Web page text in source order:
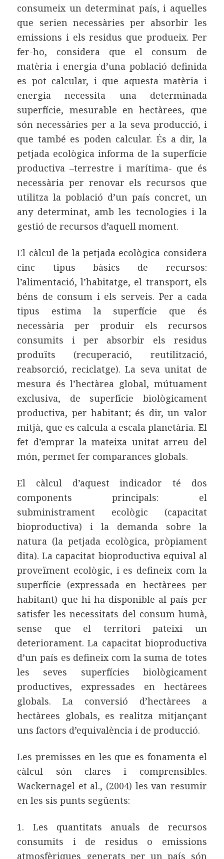
consumeix un determinat país, i aquelles
que serien necessàries per absorbir les
emissions i els residus que produeix. Per
fer-ho, considera que el consum de
matèria i energia d’una població definida
es pot calcular, i que aquesta matèria i
energia necessita una determinada
superfície, mesurable en hectàrees, que
són necessàries per a la seva producció, i
que també es poden calcular. És a dir, la
petjada ecològica informa de la superfície
productiva –terrestre i marítima- que és
necessària per renovar els recursos que
utilitza la població d’un país concret, un
any determinat, amb les tecnologies i la
gestió de recursos d’aquell moment.
El càlcul de la petjada ecològica considera
cinc tipus bàsics de recursos:
l’alimentació, l’habitatge, el transport, els
béns de consum i els serveis. Per a cada
tipus estima la superfície que és
necessària per produir els recursos
consumits i per absorbir els residus
produïts (recuperació, reutilització,
reabsorció, reciclatge). La seva unitat de
mesura és l’hectàrea global, mútuament
exclusiva, de superfície biològicament
productiva, per habitant; és dir, un valor
mitjà, que es calcula a escala planetària. El
fet d’emprar la mateixa unitat arreu del
món, permet fer comparances globals.
El càlcul d’aquest indicador té dos
components principals: el
subministrament ecològic (capacitat
bioproductiva) i la demanda sobre la
natura (la petjada ecològica, pròpiament
dita). La capacitat bioproductiva equival al
proveïment ecològic, i es defineix com la
superfície (expressada en hectàrees per
habitant) que hi ha disponible al país per
satisfer les necessitats del consum humà,
sense que el territori pateixi un
deteriorament. La capacitat bioproductiva
d’un país es defineix com la suma de totes
les seves superfícies biològicament
productives, expressades en hectàrees
globals. La conversió d’hectàrees a
hectàrees globals, es realitza mitjançant
uns factors d’equivalència i de producció.
Les premisses en les que es fonamenta el
càlcul són clares i comprensibles.
Wackernagel et al., (2004) les van resumir
en les sis punts següents:
1. Les quantitats anuals de recursos
consumits i de residus o emissions
atmosfèriques generats per un país són